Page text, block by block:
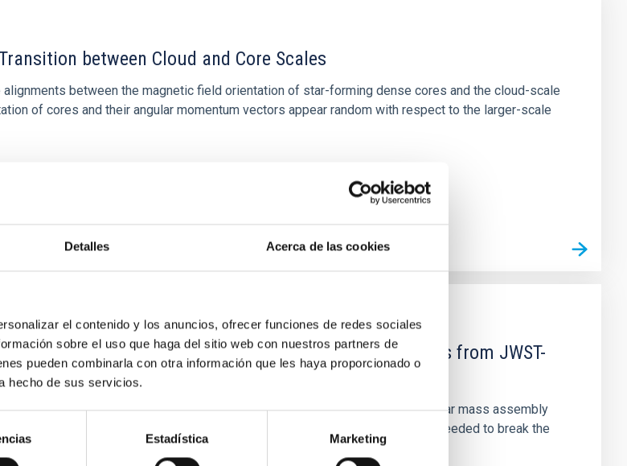
Detalles Acerca de las cookies
el contenido y los anuncios, ofrecer funciones de redes sociales
sobre el uso que haga del sitio web con nuestros partners de
pueden combinarla con otra información que les haya proporcionado o
hecho de sus servicios.
Estadística Marketing
between Cloud and Core Scales
between the magnetic field orientation of star-forming dense cores and the cloud-scale
of cores and their angular momentum vectors appear random with respect to the larger-scale
1.2 ≲ z ≲ 2.2: Age, Fe-, and Mg-abundance gradients from JWST-
noon provide powerful insights into star-formation quenching and stellar mass assembly
of these galaxies are redder than their outskirts. However, spectroscopy is needed to break the